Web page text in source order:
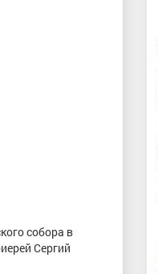
собора в
Сергий